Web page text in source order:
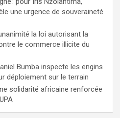
une urgence de souveraineté
la loi autorisant la
le commerce illicite du
Bumba inspecte les engins
déploiement sur le terrain
solidarité africaine renforcée